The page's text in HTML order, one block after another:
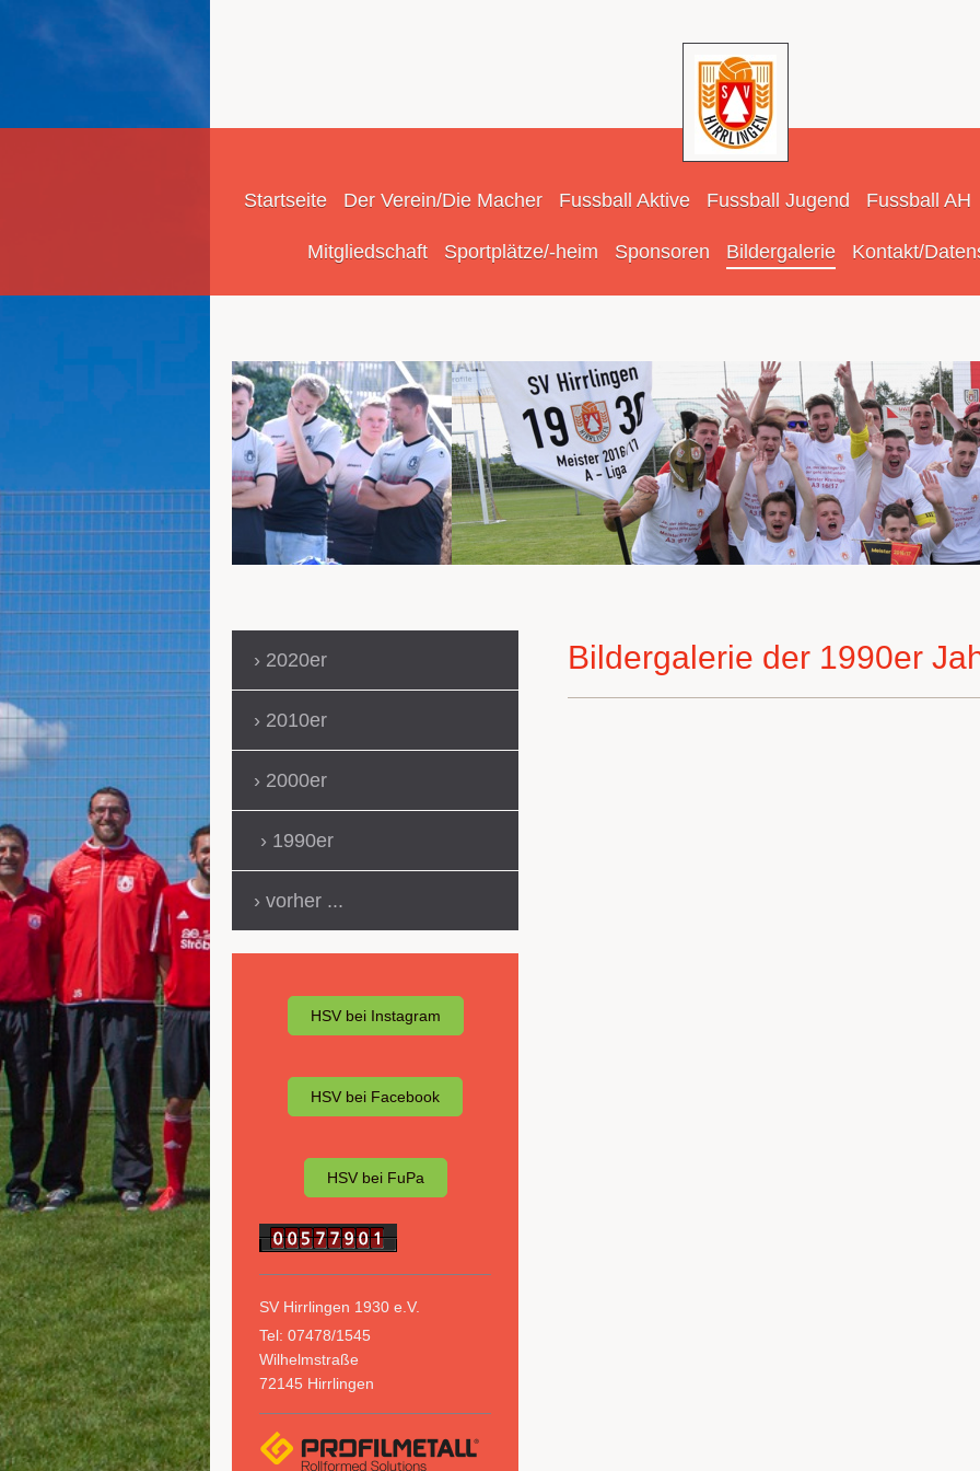
Startseite Der Verein/Die Macher Fussball Aktive Fussball Jugend Fussball AH
Mitgliedschaft Sportplätze/-heim Sponsoren Bildergalerie Kontakt/
Bildergalerie der 1990er
2020er
2010er
2000er
1990er
vorher ...
HSV bei Instagram
HSV bei Facebook
HSV bei FuPa
SV Hirrlingen 1930 e.V.
Tel: 07478/1545
Wilhelmstraße
72145 Hirrlingen